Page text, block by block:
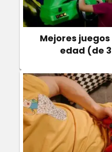
Mejores
edad (de